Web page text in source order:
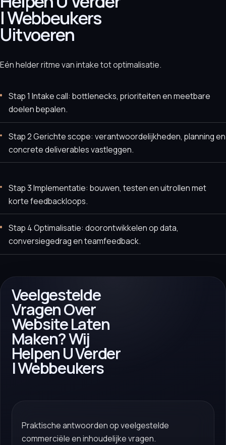
| Webbeukers
Uitvoeren
Eén helder ritme van intake tot optimalisatie.
Stap 1 Intake call: bottlenecks, prioriteiten en meetbare
doelen bepalen.
Stap 2 Gerichte scope: verantwoordelijkheden, planning en
concrete deliverables vastleggen.
Stap 3 Implementatie: bouwen, testen en uitrollen met
korte feedbackloops.
Stap 4 Optimalisatie: doorontwikkelen op data,
conversiegedrag en teamfeedback.
Veelgestelde
Vragen Over
Website Laten
Maken? Wij
Helpen U Verder
| Webbeukers
Praktische antwoorden op veelgestelde
commerciële en inhoudelijke vragen.